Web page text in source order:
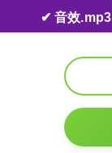
Skip to content
✔ 音效.mp3